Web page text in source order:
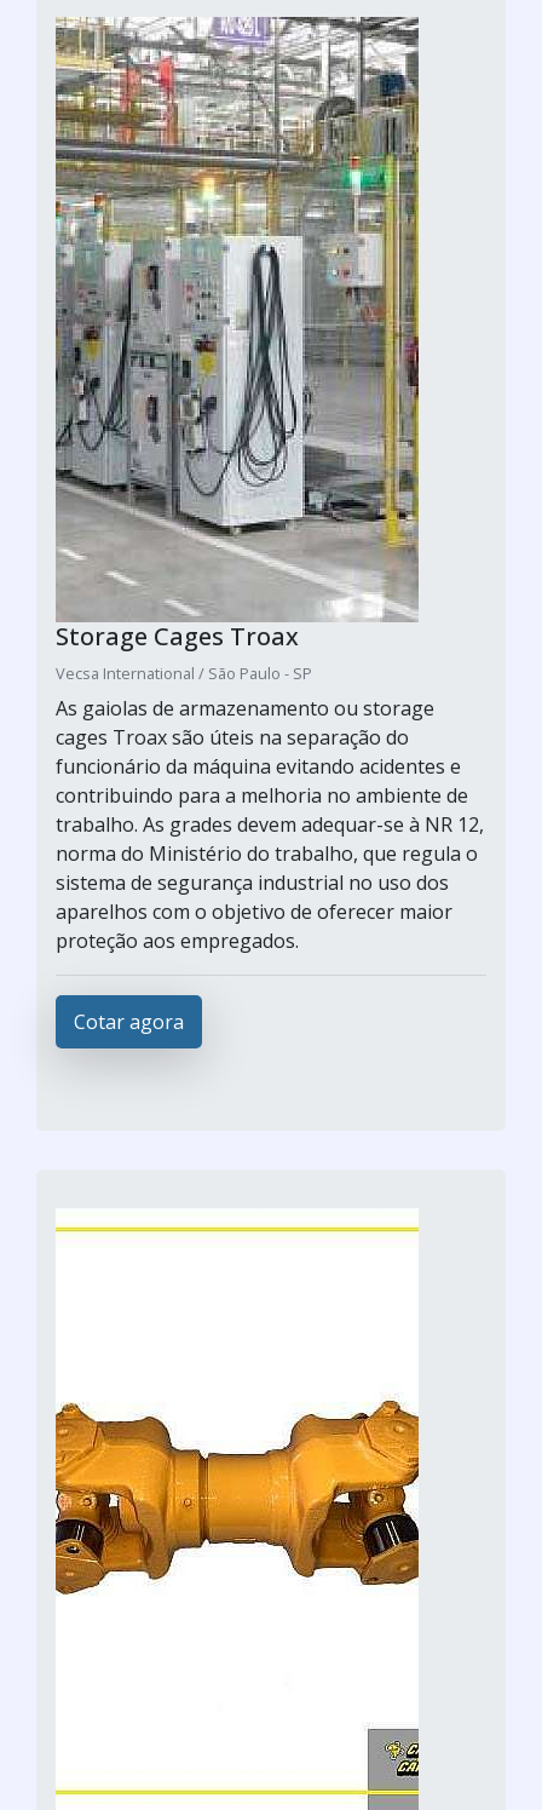
Storage Cages Troax
Vecsa International / São Paulo - SP
As gaiolas de armazenamento ou storage
cages Troax são úteis na separação do
funcionário da máquina evitando acidentes e
contribuindo para a melhoria no ambiente de
trabalho. As grades devem adequar-se à NR 12,
norma do Ministério do trabalho, que regula o
sistema de segurança industrial no uso dos
aparelhos com o objetivo de oferecer maior
proteção aos empregados.
Cotar agora